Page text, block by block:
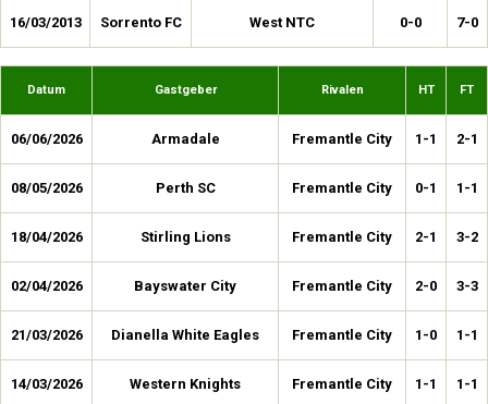
16/03/2013 Sorrento FC West NTC 0-0 7-0
Datum Gastgeber Rivalen HT FT
06/06/2026 Armadale Fremantle City 1-1 2-1
08/05/2026 Perth SC Fremantle City 0-1 1-1
18/04/2026 Stirling Lions Fremantle City 2-1 3-2
02/04/2026 Bayswater City Fremantle City 2-0 3-3
21/03/2026 Dianella White Eagles Fremantle City 1-0 1-1
14/03/2026 Western Knights Fremantle City 1-1 1-1